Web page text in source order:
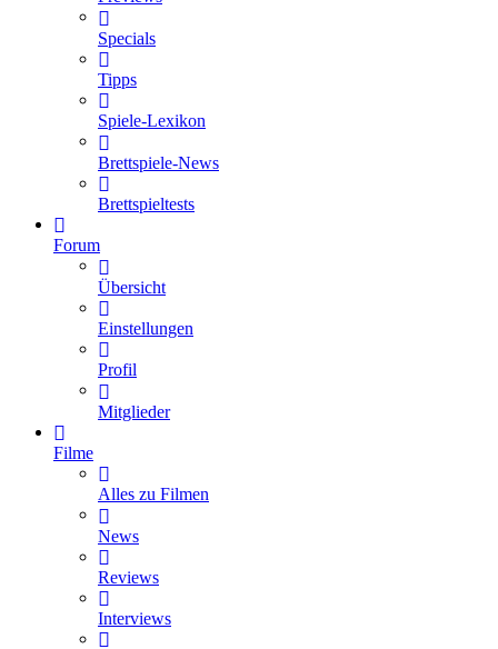
Specials
Tipps
Spiele-Lexikon
Brettspiele-News
Brettspieltests
Forum
Übersicht
Einstellungen
Profil
Mitglieder
Filme
Alles zu Filmen
News
Reviews
Interviews